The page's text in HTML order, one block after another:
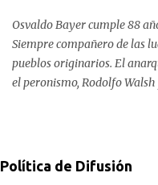
Osvaldo Bayer cumple 88
Siempre compañero de las
pueblos originarios. El
el peronismo, Rodolfo
Política de Difusión